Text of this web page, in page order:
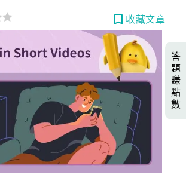
收藏文章
答
題
賺
點
數